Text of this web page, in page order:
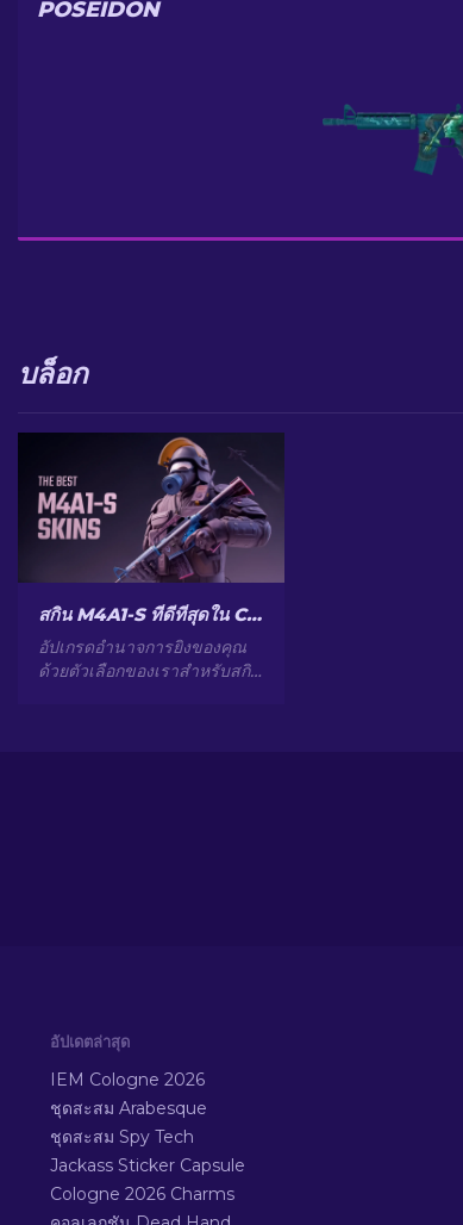
POSEIDON
บล็อก
สกิน M4A1-S ที่ดีที่สุดใน CS2 [2026]
อัปเกรดอำนาจการยิงของคุณ
ด้วยตัวเลือกของเราสำหรับสกิน
อัปเดตล่าสุด
IEM Cologne 2026
ชุดสะสม Arabesque
ชุดสะสม Spy Tech
Jackass Sticker Capsule
Cologne 2026 Charms